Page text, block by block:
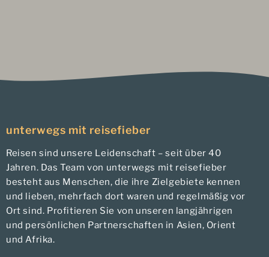
unterwegs mit reisefieber
Reisen sind unsere Leidenschaft – seit über 40
Jahren. Das Team von unterwegs mit reisefieber
besteht aus Menschen, die ihre Zielgebiete kennen
und lieben, mehrfach dort waren und regelmäßig vor
Ort sind. Profitieren Sie von unseren langjährigen
und persönlichen Partnerschaften in Asien, Orient
und Afrika.